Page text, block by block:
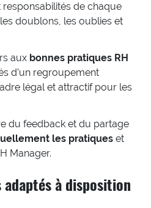
responsabilités de chaque
doublons, les oublies et
aux bonnes pratiques RH
d’un regroupement
légal et attractif pour les
du feedback et du partage
les pratiques et
Manager.
à disposition